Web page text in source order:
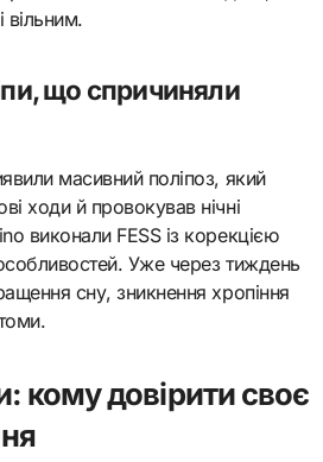
вільним.
що спричиняли
масивний поліпоз, який
ходи й провокував нічні
виконали FESS із корекцією
Уже через тиждень
сну, зникнення хропіння
кому довірити своє